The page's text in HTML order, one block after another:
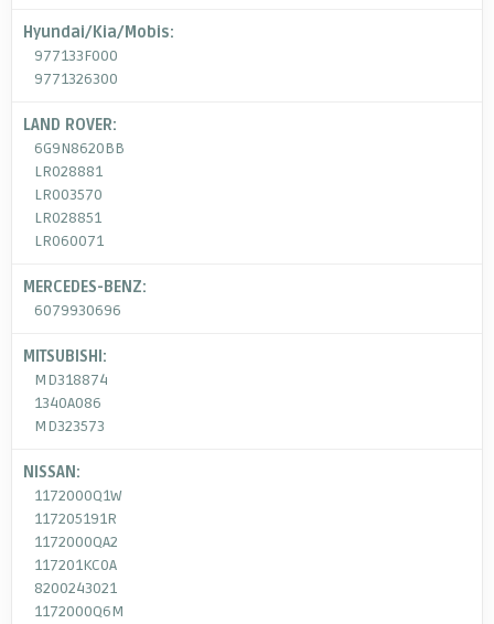
Hyundai/Kia/Mobis:
977133F000
9771326300
LAND ROVER:
6G9N8620BB
LR028881
LR003570
LR028851
LR060071
MERCEDES-BENZ:
6079930696
MITSUBISHI:
MD318874
1340A086
MD323573
NISSAN:
1172000Q1W
117205191R
1172000QA2
117201KC0A
8200243021
1172000Q6M